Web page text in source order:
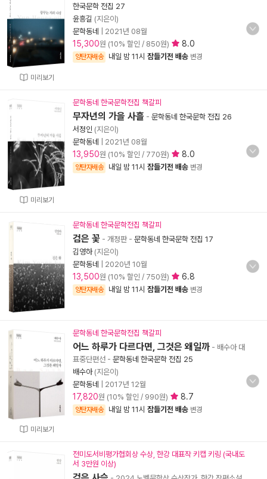
미리보기
한국문학 전집 27
윤흥길 (지은이)
문학동네
2021년 08월
15,300원 (10% 할인 / 850원) 8.0
양탄자배송 내일 밤 11시 잠들기전 배송 변경
미리보기
문학동네 한국문학전집 책갈피
무자년의 가을 사흘 - 문학동네 한국문학 전집 26
서정인 (지은이)
문학동네
2021년 08월
13,950원 (10% 할인 / 770원) 8.0
양탄자배송 내일 밤 11시 잠들기전 배송 변경
문학동네 한국문학전집 책갈피
검은 꽃 - 개정판- 문학동네 한국문학 전집 17
김영하(지은이)
문학동네
2020년 10월
13,500원 (10% 할인 / 750원) 6.8
양탄자배송 내일 밤 11시 잠들기전 배송 변경
미리보기
문학동네 한국문학전집 책갈피
어느 하루가 다르다면, 그것은 왜일까 - 배수아 대
표중단편선 - 문학동네 한국문학 전집 25
배수아(지은이)
문학동네
2017년 12월
17,820원 (10% 할인 / 990원) 8.7
양탄자배송 내일 밤 11시 잠들기전 배송 변경
전미도서비평가협회상 수상, 한강 대표작 키캡 키링 (국내도
서 3만원 이상)